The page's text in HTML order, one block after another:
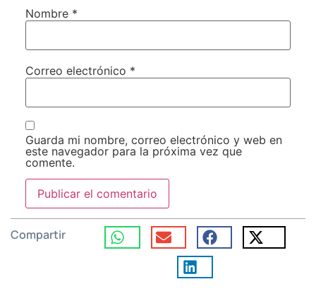
Nombre *
Correo electrónico *
Guarda mi nombre, correo electrónico y web en
este navegador para la próxima vez que
comente.
Compartir